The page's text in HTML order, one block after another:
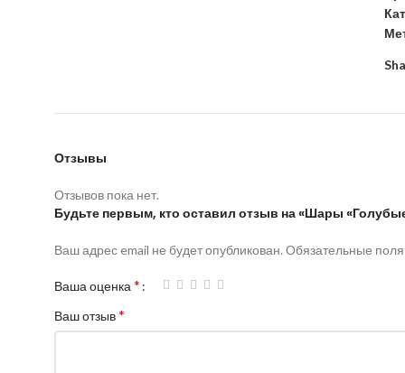
Отзывы
Отзывов пока нет.
Будьте первым, кто оставил отзыв на «Шары
Ваш адрес email не будет опубликован. Обязательные
Ваша оценка *
Ваш отзыв*